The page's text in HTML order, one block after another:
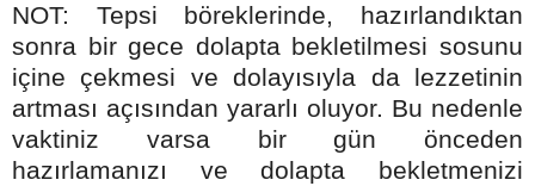
NOT: Tepsi böreklerinde, hazırlandıktan
sonra bir gece dolapta bekletilmesi sosunu
içine çekmesi ve dolayısıyla da lezzetinin
artması açısından yararlı oluyor. Bu nedenle
vaktiniz varsa bir gün önceden
hazırlamanızı ve dolapta bekletmenizi